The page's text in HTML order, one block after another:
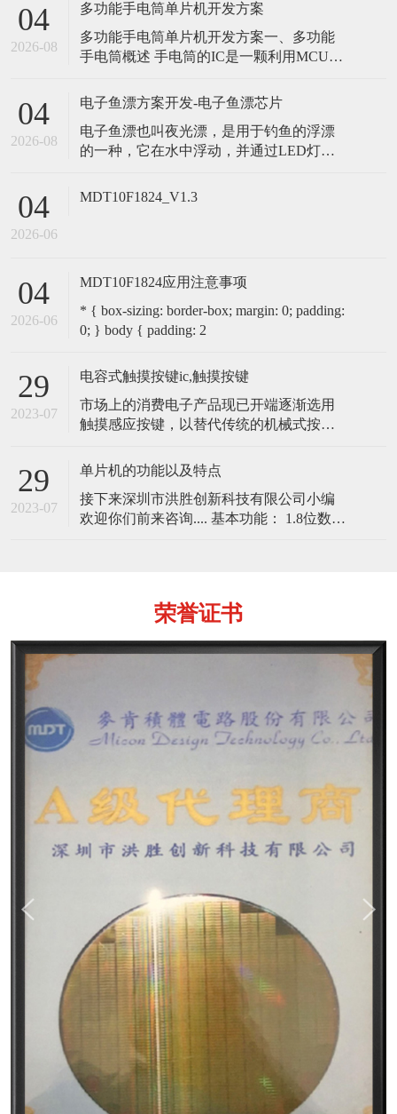
04
2026-08
多功能手电筒单片机开发方案
多功能手电筒单片机开发方案一、多功能
手电筒概述 手电筒的IC是一颗利用MCU设
一次轻触开头触发IC,LED被点亮；并保持
常亮≤260MA; 第二次按下轻触开头输出半
亮≤150MA，第三次按下轻触开头输出快
闪。第四次触发回带第一段，不管在哪一
04
2026-08
电子鱼漂方案开发-电子鱼漂芯片
电子鱼漂也叫夜光漂，是用于钓鱼的浮漂
的一种，它在水中浮动，并通过LED灯提
踪浮漂的位置，并判断鱼是否咬钩。洪胜
04
2026-06
MDT10F1824_V1.3
04
2026-06
MDT10F1824应用注意事项
* { box-sizing: border-box; margin: 0; padding:
0; } body { padding: 2
29
2023-07
电容式触摸按键ic,触摸按键
市场上的消费电子产品现已开端逐渐选用
触摸感应按键，以替代传统的机械式按
个以电容器为根底的开关。以传导性物体
（例如手指）触摸电容器可改动电容，此
改动会被內置于微控制器内的电路所侦
测。 电容式触摸感应按键的基本原理 电容
29
2023-07
单片机的功能以及特点
接下来深圳市洪胜创新科技有限公司小编
欢迎你们前来咨询.... 基本功能： 1.8位数据
荣誉证书